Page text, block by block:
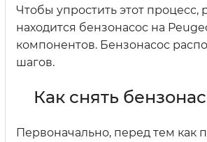
Чтобы упростить этот
находится бензонасос на
компонентов. Бензонасос
шагов.
Как снять
Первоначально, перед тем как